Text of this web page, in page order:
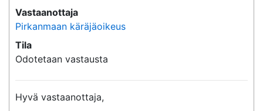
Vastaanottaja
Pirkanmaan käräjäoikeus
Tila
Odotetaan vastausta
Hyvä vastaanottaja,